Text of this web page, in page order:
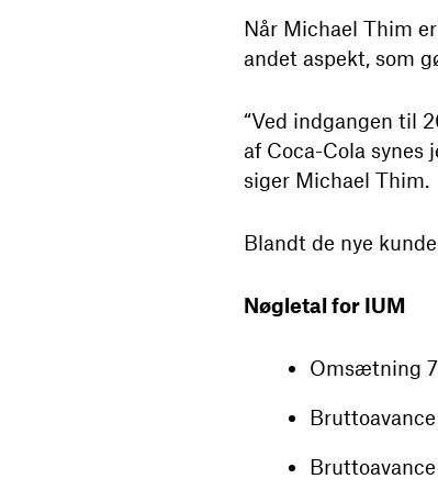
Når Michael Thim
andet aspekt, som
“Ved indgangen til
af Coca-Cola synes
siger Michael Thim.
Blandt de nye
Nøgletal for IUM
Omsætning